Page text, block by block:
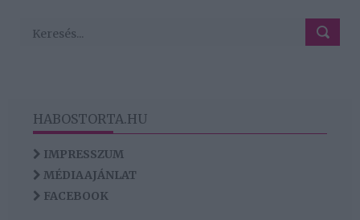
HABOSTORTA.HU
IMPRESSZUM
MÉDIAAJÁNLAT
FACEBOOK